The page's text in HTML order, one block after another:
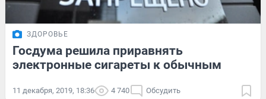
ЗДОРОВЬЕ
Госдума решила приравнять
электронные сигареты к обычным
11 декабря, 2019, 18:36 4 740 Обсудить